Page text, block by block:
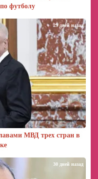
футболу
МВД трех стран в
29 дней назад
30 дней назад